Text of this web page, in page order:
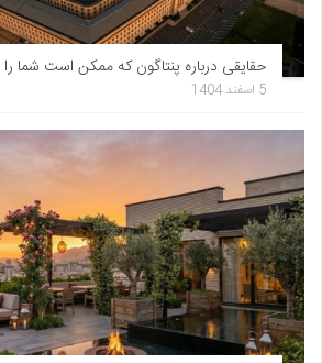
حقایقی درباره پنتاگون که ممکن است شما
5 اسفند 1404